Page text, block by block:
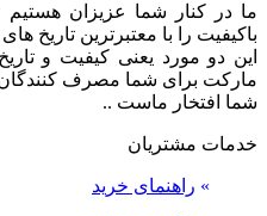
ما در کنار شما عزیزان
باکیفیت را با معتبرترین تاریخ
این دو مورد یعنی کیفیت و
مارکت برای شما مصرف
شما افتخار ماست ..
خدمات مشتریان
» راهنمای خرید